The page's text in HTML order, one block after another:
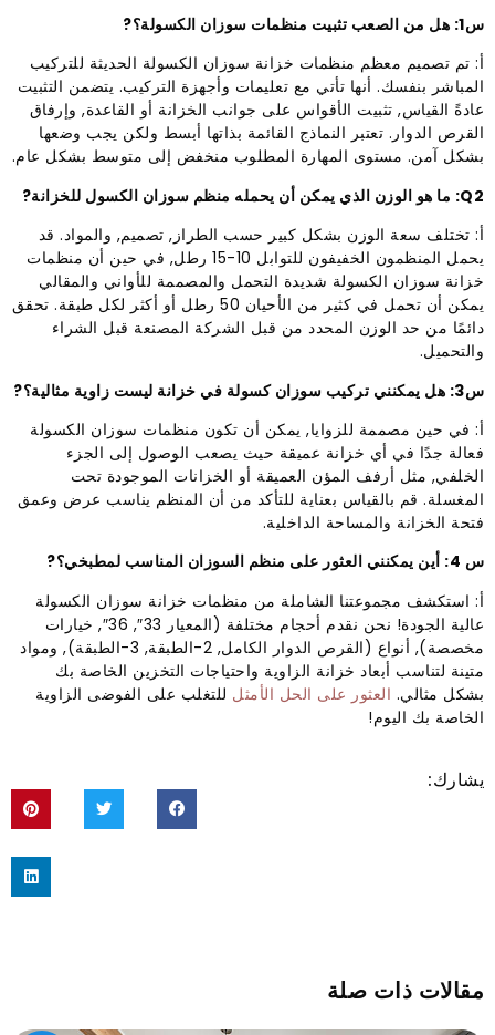
س1: هل من الصعب تثبيت منظمات سوزان الكسولة؟?
أ: تم تصميم معظم منظمات خزانة سوزان الكسولة الحديثة للتركيب
المباشر بنفسك. أنها تأتي مع تعليمات وأجهزة التركيب. يتضمن التثبيت
عادةً القياس, تثبيت الأقواس على جوانب الخزانة أو القاعدة, وإرفاق
القرص الدوار. تعتبر النماذج القائمة بذاتها أبسط ولكن يجب وضعها
بشكل آمن. مستوى المهارة المطلوب منخفض إلى متوسط ​​بشكل عام.
Q2: ما هو الوزن الذي يمكن أن يحمله منظم سوزان الكسول للخزانة?
أ: تختلف سعة الوزن بشكل كبير حسب الطراز, تصميم, والمواد. قد
يحمل المنظمون الخفيفون للتوابل 10-15 رطل, في حين أن منظمات
خزانة سوزان الكسولة شديدة التحمل والمصممة للأواني والمقالي
يمكن أن تحمل في كثير من الأحيان 50 رطل أو أكثر لكل طبقة. تحقق
دائمًا من حد الوزن المحدد من قبل الشركة المصنعة قبل الشراء
والتحميل.
س3: هل يمكنني تركيب سوزان كسولة في خزانة ليست زاوية مثالية؟?
أ: في حين مصممة للزوايا, يمكن أن تكون منظمات سوزان الكسولة
فعالة جدًا في أي خزانة عميقة حيث يصعب الوصول إلى الجزء
الخلفي, مثل أرفف المؤن العميقة أو الخزانات الموجودة تحت
المغسلة. قم بالقياس بعناية للتأكد من أن المنظم يناسب عرض وعمق
فتحة الخزانة والمساحة الداخلية.
س 4: أين يمكنني العثور على منظم السوزان المناسب لمطبخي؟?
أ: استكشف مجموعتنا الشاملة من منظمات خزانة سوزان الكسولة
عالية الجودة! نحن نقدم أحجام مختلفة (المعيار 33″, 36″, خيارات
مخصصة), أنواع (القرص الدوار الكامل, 2-الطبقة, 3-الطبقة), ومواد
متينة لتناسب أبعاد خزانة الزاوية واحتياجات التخزين الخاصة بك
بشكل مثالي. العثور على الحل الأمثل للتغلب على الفوضى الزاوية
الخاصة بك اليوم!
يشارك:
مقالات ذات صلة